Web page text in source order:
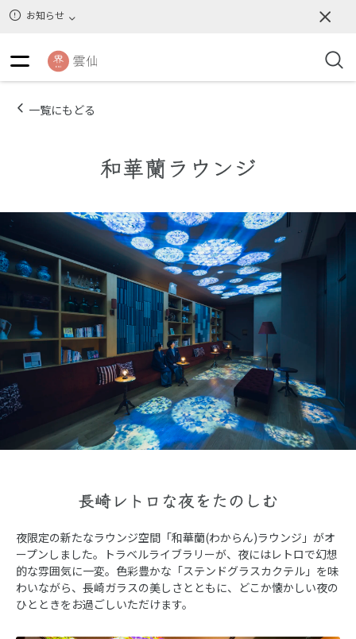
お知らせ
一覧にもどる
和華蘭ラウンジ
長崎レトロな夜をたのしむ
夜限定の新たなラウンジ空間「和華蘭(わからん)ラウンジ」がオ
ープンしました。トラベルライブラリーが、夜にはレトロで幻想
的な雰囲気に一変。色彩豊かな「ステンドグラスカクテル」を味
わいながら、長崎ガラスの美しさとともに、どこか懐かしい夜の
ひとときをお過ごしいただけます。